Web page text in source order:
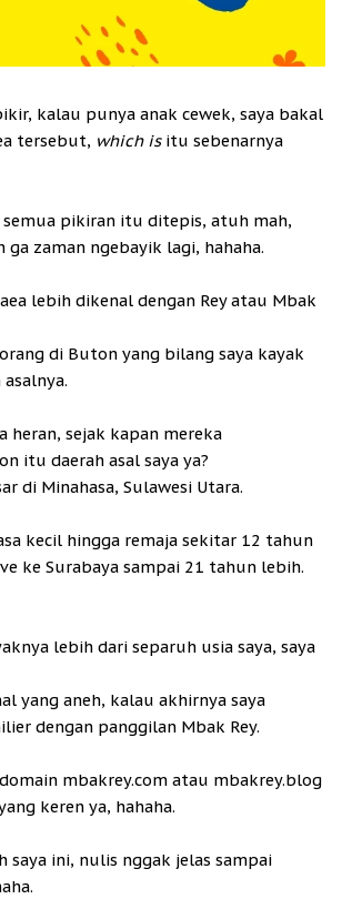
kalau punya anak cewek, saya bakal
tersebut, which is itu sebenarnya
semua pikiran itu ditepis, atuh mah,
zaman ngebayik lagi, hahaha.
lebih dikenal dengan Rey atau Mbak
di Buton yang bilang saya kayak
heran, sejak kapan mereka
itu daerah asal saya ya?
di Minahasa, Sulawesi Utara.
kecil hingga remaja sekitar 12 tahun
ke Surabaya sampai 21 tahun lebih.
lebih dari separuh usia saya, saya
yang aneh, kalau akhirnya saya
dengan panggilan Mbak Rey.
mbakrey.com atau mbakrey.blog
keren ya, hahaha.
saya ini, nulis nggak jelas sampai